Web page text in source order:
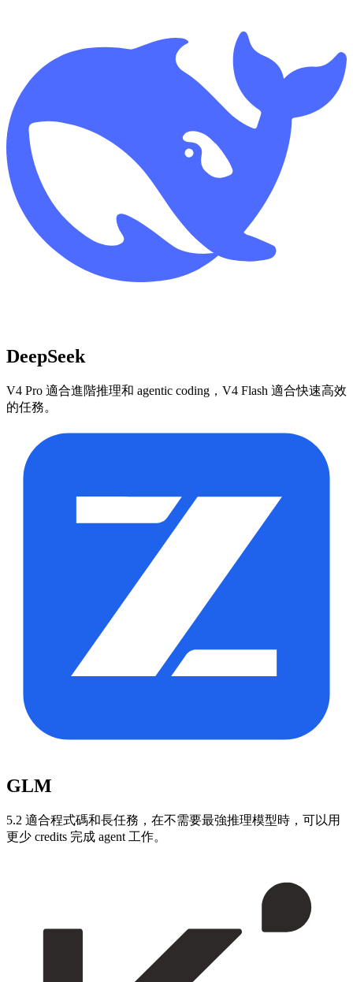
DeepSeek
V4 Pro 適合進階推理和 agentic coding，V4 Flash 適合快速高效
的任務。
GLM
5.2 適合程式碼和長任務，在不需要最強推理模型時，可以用
更少 credits 完成 agent 工作。